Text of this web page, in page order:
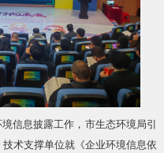
息披露工作，市生态环境局引
术支撑单位就《企业环境信息依